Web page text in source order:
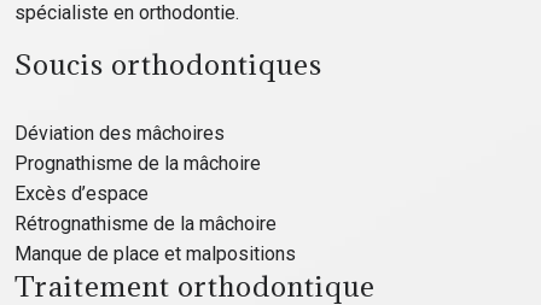
spécialiste en orthodontie.
Soucis orthodontiques
Déviation des mâchoires
Prognathisme de la mâchoire
Excès d’espace
Rétrognathisme de la mâchoire
Manque de place et malpositions
Traitement orthodontique